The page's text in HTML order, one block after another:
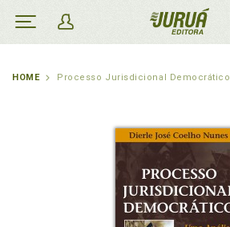
HOME Processo Jurisdicional Democrático